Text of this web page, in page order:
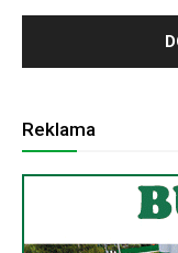
Reklama